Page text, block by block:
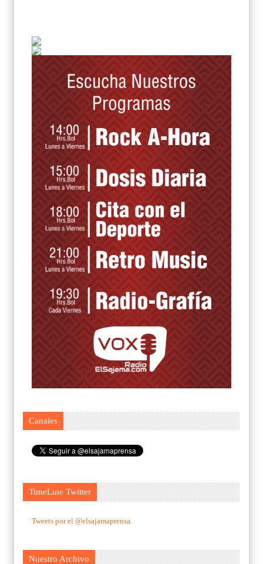
Canales
TimeLine Twitter
Tweets por el @elsajamaprensa.
Nuestro Archivo